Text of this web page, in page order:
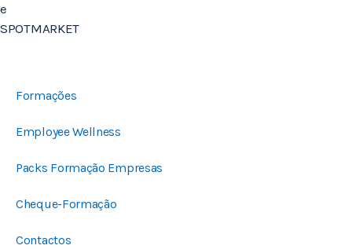
e
SPOTMARKET
Formações
Employee Wellness
Packs Formação Empresas
Cheque-Formação
Contactos